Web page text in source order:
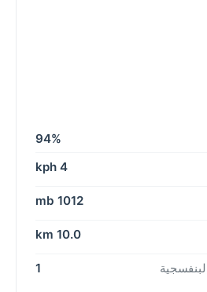
94%
4 kph
1012 mb
10.0 km
1